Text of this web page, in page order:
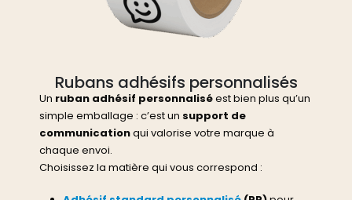
Rubans adhésifs personnalisés
Un ruban adhésif personnaliséest bien plus qu’un
simple emballage : c’est un support de
communicationqui valorise votre marque à
chaque envoi.
Choisissez la matière qui vous correspond :